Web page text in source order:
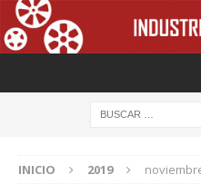
INICIO 2019